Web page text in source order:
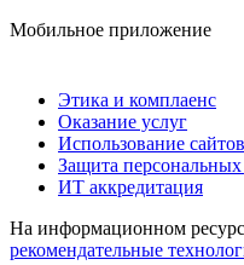
Мобильное приложение
Этика и комплаенс
Оказание услуг
Использование сайтов
Защита
ИТ аккредитация
На информационном
рекомендательные